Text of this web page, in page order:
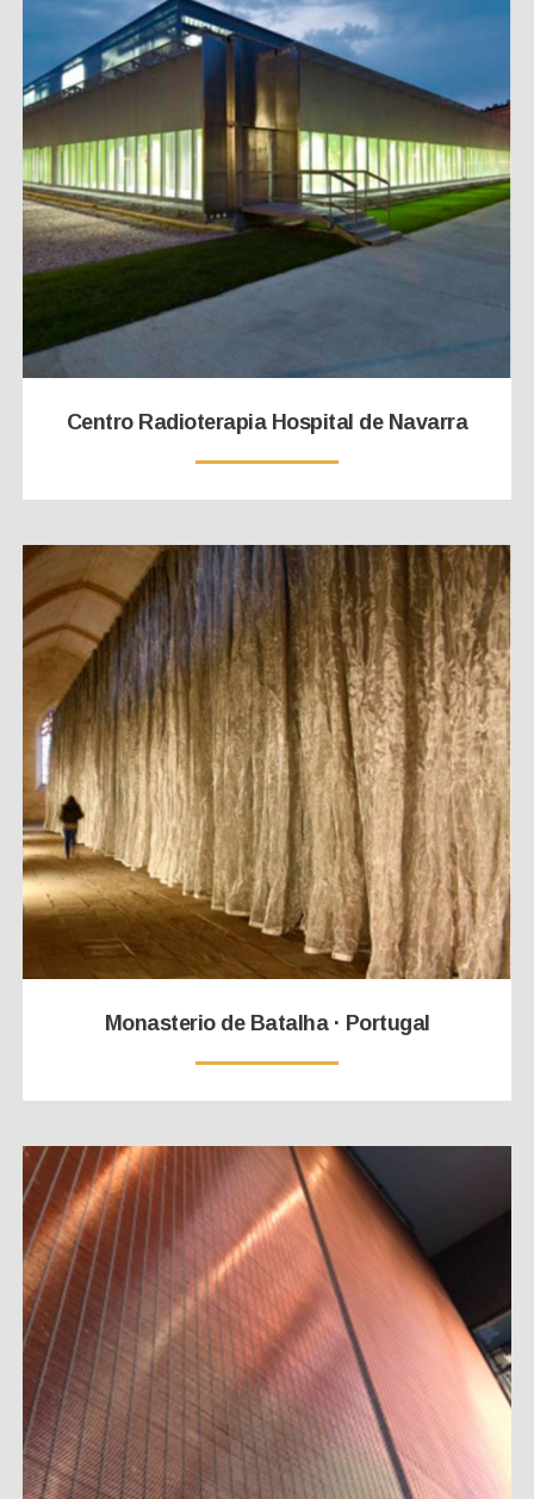
Centro Radioterapia Hospital de Navarra
Monasterio de Batalha · Portugal